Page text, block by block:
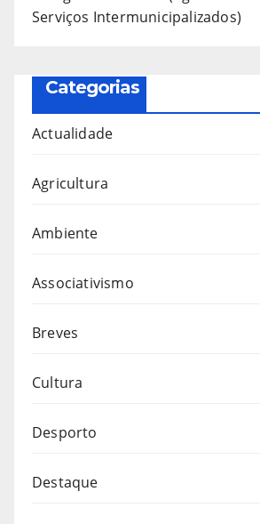
Serviços Intermunicipalizados)
Categorias
Actualidade
Agricultura
Ambiente
Associativismo
Breves
Cultura
Desporto
Destaque